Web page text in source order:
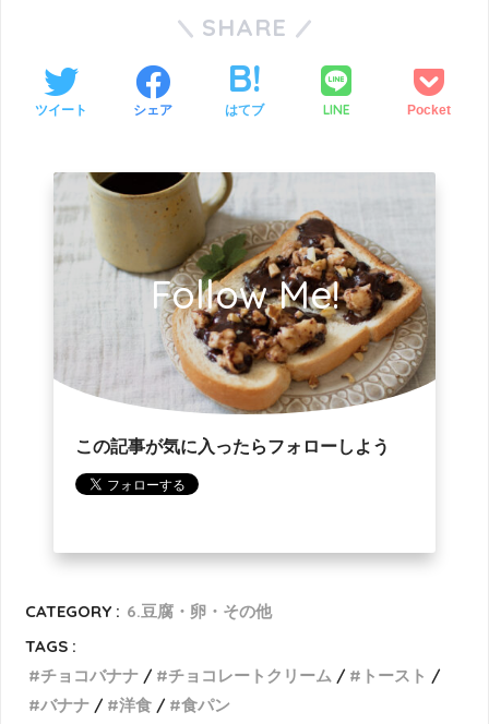
SHARE
ツイート シェア はてブ LINE Pocket
Follow Me!
この記事が気に入ったらフォローしよう
CATEGORY : 6.豆腐・卵・その他
TAGS :
チョコバナナ
チョコレートクリーム
トースト
バナナ
洋食 食パン